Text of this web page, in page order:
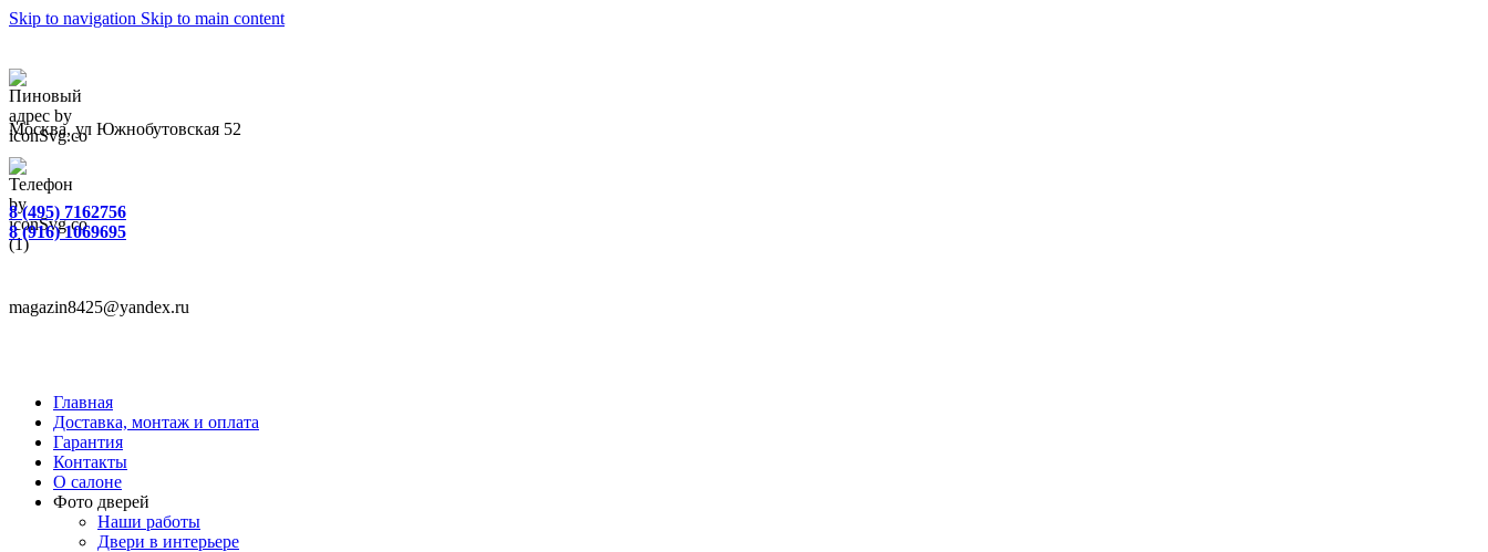
Skip to navigation Skip to main content
Москва, ул Южнобутовская 52
8 (495) 7162756
8 (916) 1069695
magazin8425@yandex.ru
Главная
Доставка, монтаж и оплата
Гарантия
Контакты
О салоне
Фото дверей
Наши работы
Двери в интерьере